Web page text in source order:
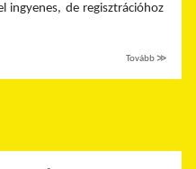
ingyenes, de regisztrációhoz
Tovább ≫